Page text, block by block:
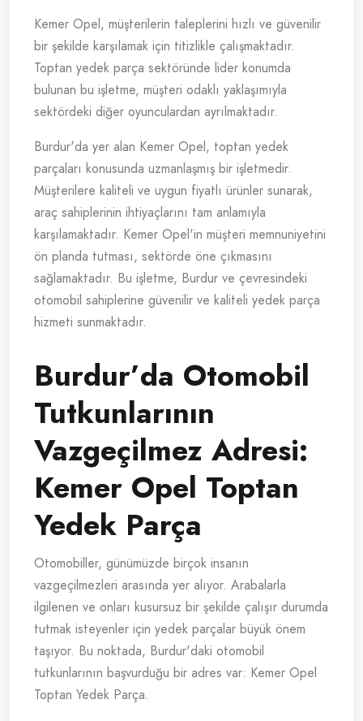
Kemer Opel, müşterilerin taleplerini hızlı ve güvenilir
bir şekilde karşılamak için titizlikle çalışmaktadır.
Toptan yedek parça sektöründe lider konumda
bulunan bu işletme, müşteri odaklı yaklaşımıyla
sektördeki diğer oyunculardan ayrılmaktadır.
Burdur'da yer alan Kemer Opel, toptan yedek
parçaları konusunda uzmanlaşmış bir işletmedir.
Müşterilere kaliteli ve uygun fiyatlı ürünler sunarak,
araç sahiplerinin ihtiyaçlarını tam anlamıyla
karşılamaktadır. Kemer Opel'in müşteri memnuniyetini
ön planda tutması, sektörde öne çıkmasını
sağlamaktadır. Bu işletme, Burdur ve çevresindeki
otomobil sahiplerine güvenilir ve kaliteli yedek parça
hizmeti sunmaktadır.
Burdur’da Otomobil
Tutkunlarının
Vazgeçilmez Adresi:
Kemer Opel Toptan
Yedek Parça
Otomobiller, günümüzde birçok insanın
vazgeçilmezleri arasında yer alıyor. Arabalarla
ilgilenen ve onları kusursuz bir şekilde çalışır durumda
tutmak isteyenler için yedek parçalar büyük önem
taşıyor. Bu noktada, Burdur'daki otomobil
tutkunlarının başvurduğu bir adres var: Kemer Opel
Toptan Yedek Parça.